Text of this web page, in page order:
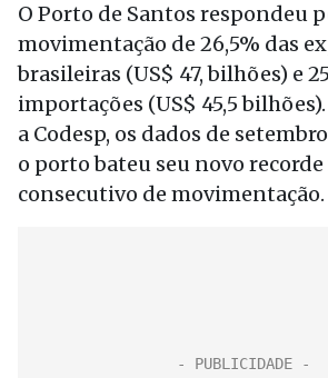
O Porto de Santos respondeu
movimentação de 26,5% das
brasileiras (US$ 47, bilhões) e
importações (US$ 45,5
a Codesp, os dados de
o porto bateu seu novo
consecutivo de movimentação.